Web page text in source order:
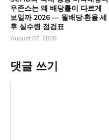
우존스는 왜 배당률이 다르게
보일까 2026 — 월배당·환율·세
후 실수령 점검표
August 07, 2026
댓글 쓰기